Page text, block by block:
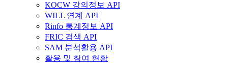
KOCW 강의정보 API
WILL 연계 API
Rinfo 통계정보 API
FRIC 검색 API
SAM 분석활용 API
활용 및 참여 현황